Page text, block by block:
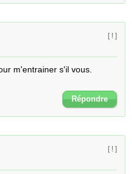
[ ! ]
m'entrainer s'il vous.
Répondre
[ ! ]